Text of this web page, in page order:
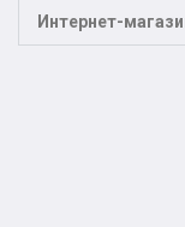
Интернет-